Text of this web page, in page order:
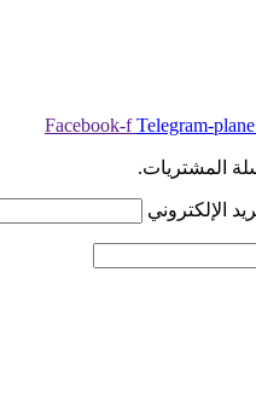
Facebook-f Telegram-plane
المشتريات.
الإلكتروني